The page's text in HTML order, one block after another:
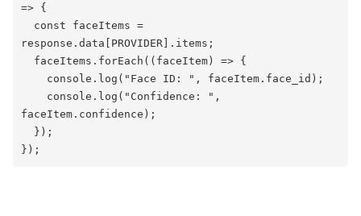
=> {
response.data[PROVIDER].items;
  faceItems.forEach((faceItem) => {
    console.log("Face ID: ", faceItem.face_id);
faceItem.confidence);
  });
});